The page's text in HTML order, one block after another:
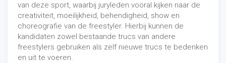
van deze sport, waarbij juryleden vooral kijken naar de
creativiteit, moeilijkheid, behendigheid, show en
choreografie van de freestyler. Hierbij kunnen de
kandidaten zowel bestaande trucs van andere
freestylers gebruiken als zelf nieuwe trucs te bedenken
en uit te voeren.